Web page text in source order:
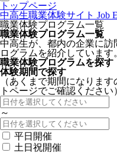
トップページ
中高生職業体験サイト Job
職業体験プログラム一覧
職業体験プログラム一覧
中高生が、都内の企業に
ログラムを紹介しています
職業体験プログラムを探す
体験期間で探す
（あくまで期間になりま
トページでご確認ください
～
平日開催
土日祝開催